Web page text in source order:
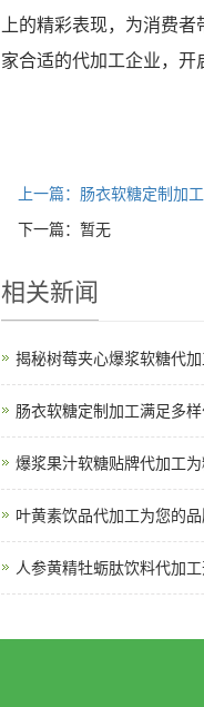
上的精彩表现，为消费
家合适的代加工企业，开
上一篇：肠衣软糖定制加
下一篇：暂无
相关新闻
揭秘树莓夹心爆浆软糖代
肠衣软糖定制加工满足多
爆浆果汁软糖贴牌代加工
叶黄素饮品代加工为您的
人参黄精牡蛎肽饮料代加工